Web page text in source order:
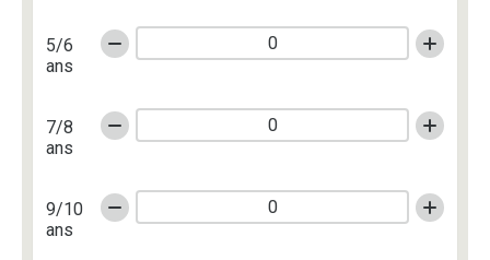
5/6
ans
7/8
ans
9/10
ans